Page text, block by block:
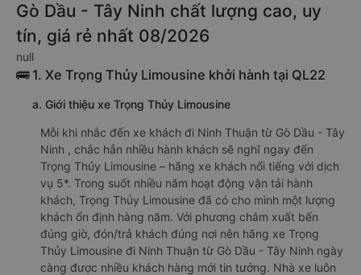
Gò Dầu - Tây Ninh chất lượng cao, uy
tín, giá rẻ nhất 08/2026
null
🚌 1. Xe Trọng Thủy Limousine khởi hành tại QL22
a. Giới thiệu xe Trọng Thủy Limousine
Mỗi khi nhắc đến xe khách đi Ninh Thuận từ Gò Dầu - Tây
Ninh , chắc hẳn nhiều hành khách sẽ nghĩ ngay đến
Trọng Thủy Limousine – hãng xe khách nổi tiếng với dịch
vụ 5*. Trong suốt nhiều năm hoạt động vận tải hành
khách, Trọng Thủy Limousine đã có cho mình một lượng
khách ổn định hàng năm. Với phương châm xuất bến
đúng giờ, đón/trả khách đúng nơi nên hãng xe Trọng
Thủy Limousine đi Ninh Thuận từ Gò Dầu - Tây Ninh ngày
càng được nhiều khách hàng mới tin tưởng. Nhà xe luôn